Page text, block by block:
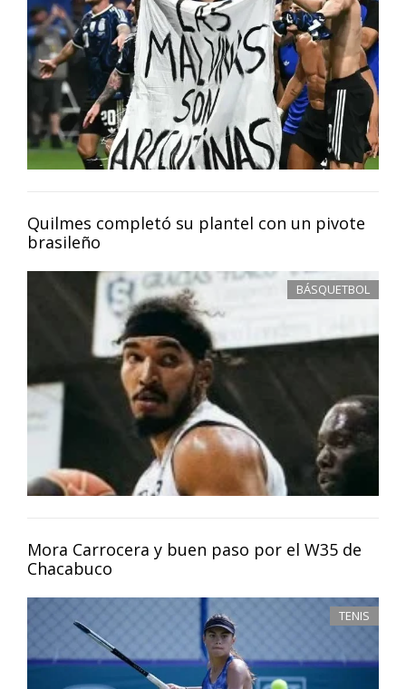
Quilmes completó su plantel con un pivote
brasileño
BÁSQUETBOL
Mora Carrocera y buen paso por el W35 de
Chacabuco
TENIS